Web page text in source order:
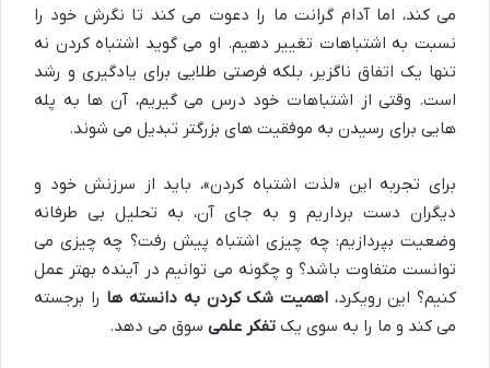
می کند، اما آدام گرانت ما را دعوت می کند تا نگرش خود را
نسبت به اشتباهات تغییر دهیم. او می گوید اشتباه کردن نه
تنها یک اتفاق ناگزیر، بلکه فرصتی طلایی برای یادگیری و رشد
است. وقتی از اشتباهات خود درس می گیریم، آن ها به پله
هایی برای رسیدن به موفقیت های بزرگتر تبدیل می شوند.
برای تجربه این «لذت اشتباه کردن»، باید از سرزنش خود و
دیگران دست برداریم و به جای آن، به تحلیل بی طرفانه
وضعیت بپردازیم: چه چیزی اشتباه پیش رفت؟ چه چیزی می
توانست متفاوت باشد؟ و چگونه می توانیم در آینده بهتر عمل
کنیم؟ این رویکرد،اهمیت شک کردن به دانسته ها را برجسته
می کند و ما را به سوی یک تفکر علمی سوق می دهد.